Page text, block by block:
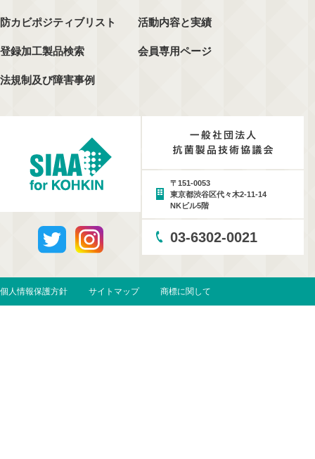
防カビポジティブリスト
登録加工製品検索
法規制及び障害事例
活動内容と実績
会員専用ページ
〒151-0053
東京都渋谷区代々木2-11-14
NKビル5階
03-6302-0021
個人情報保護方針 サイトマップ 商標に関して